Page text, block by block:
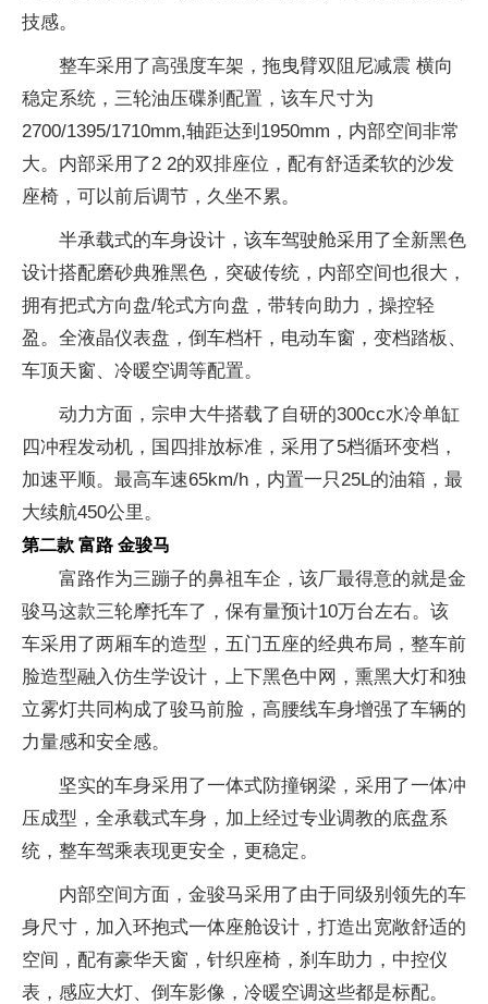
技感。
整车采用了高强度车架，拖曳臂双阻尼减震 横向
稳定系统，三轮油压碟刹配置，该车尺寸为
2700/1395/1710mm,轴距达到1950mm，内部空间非常
大。内部采用了2 2的双排座位，配有舒适柔软的沙发
座椅，可以前后调节，久坐不累。
半承载式的车身设计，该车驾驶舱采用了全新黑色
设计搭配磨砂典雅黑色，突破传统，内部空间也很大，
拥有把式方向盘/轮式方向盘，带转向助力，操控轻
盈。全液晶仪表盘，倒车档杆，电动车窗，变档踏板、
车顶天窗、冷暖空调等配置。
动力方面，宗申大牛搭载了自研的300cc水冷单缸
四冲程发动机，国四排放标准，采用了5档循环变档，
加速平顺。最高车速65km/h，内置一只25L的油箱，最
大续航450公里。
第二款 富路 金骏马
富路作为三蹦子的鼻祖车企，该厂最得意的就是金
骏马这款三轮摩托车了，保有量预计10万台左右。该
车采用了两厢车的造型，五门五座的经典布局，整车前
脸造型融入仿生学设计，上下黑色中网，熏黑大灯和独
立雾灯共同构成了骏马前脸，高腰线车身增强了车辆的
力量感和安全感。
坚实的车身采用了一体式防撞钢梁，采用了一体冲
压成型，全承载式车身，加上经过专业调教的底盘系
统，整车驾乘表现更安全，更稳定。
内部空间方面，金骏马采用了由于同级别领先的车
身尺寸，加入环抱式一体座舱设计，打造出宽敞舒适的
空间，配有豪华天窗，针织座椅，刹车助力，中控仪
表，感应大灯、倒车影像，冷暖空调这些都是标配。